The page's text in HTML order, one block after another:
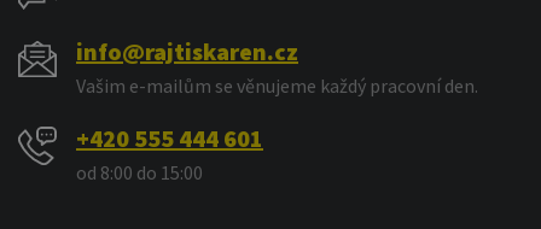
info@rajtiskaren.cz
Vašim e-mailům se věnujeme každý pracovní den.
+420 555 444 601
od 8:00 do 15:00